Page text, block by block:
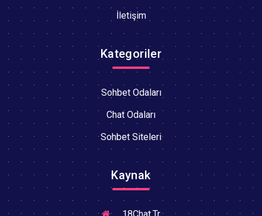
İletişim
Kategoriler
Sohbet Odaları
Chat Odaları
Sohbet Siteleri
Kaynak